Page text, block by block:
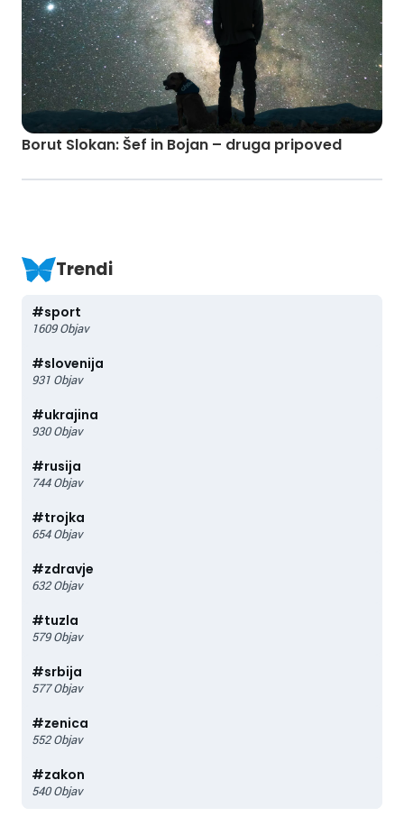
Borut Slokan: Šef in Bojan – druga pripoved
Trendi
#sport
1609 Objav
#slovenija
931 Objav
#ukrajina
930 Objav
#rusija
744 Objav
#trojka
654 Objav
#zdravje
632 Objav
#tuzla
579 Objav
#srbija
577 Objav
#zenica
552 Objav
#zakon
540 Objav